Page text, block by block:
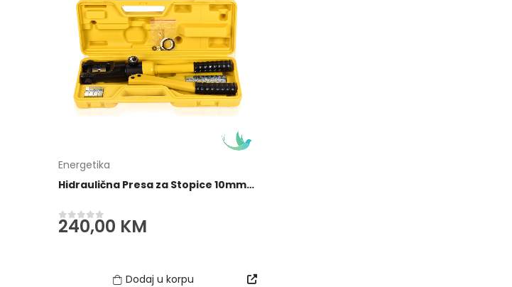
Energetika
Hidraulična Presa za Stopice 10mm² - 120mm² Električari Električare
0out of 5
240,00 KM
Dodaj u korpu